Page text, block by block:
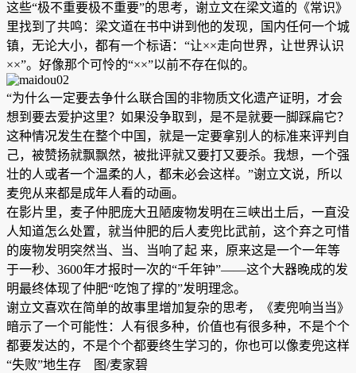
这些“极不重要极不重要”的思考，谢立文在梁文道的《常识》
里找到了共鸣：梁文道在书中讲到他的发现，国内任何一个城
镇，无论大小，都有一个标语：“让××走向世界，让世界认识
××”。好像那个可怜的“××”以前不存在似的。
“为什么一定要去争什么联合国的非物质文化遗产证明，才会
想到要去爱护这里？如果没争取到，是不是就要一脚踩扁它？
这种情况发生在整个中国，就是一定要拿别人的标准来评判自
己，被赞扬就飘飘然，被批评就又要打又要杀。我想，一个强
壮的人或者一个温柔的人，都未必会这样。”谢立文说，所以
麦兜从来都是成年人看的动画。
在影片里，麦子仲肥庞大丑陋废物发明在三峡出土后，一直没
人知道怎么处置，就当仲肥的后人麦兜比武前，这个弃之可惜
的废物发明突然当、当、当响了起 来，原来这是一个一年等
于一秒、3600年才报时一次的“千年钟”——这个大器晚成的发
明最终体现了仲肥“吃饱了撑的”发明理念。
谢立文喜欢在简单的故事里增加复杂的思考，《麦兜响当当》
暗示了一个可能性：人有很多种，价值也有很多种，不是个个
都要发达的，不是个个都要终生学习的，你也可以像麦兜这样
“失败”地生存 图/麦家碧